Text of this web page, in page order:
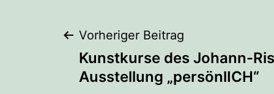
Vorheriger Beitrag
Kunstkurse des Johann-
Ausstellung „persönlICH“